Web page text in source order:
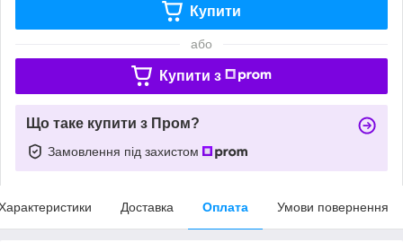
Купити
або
Купити з
Що таке купити з Пром?
Замовлення під захистом
Доставка Оплата Умови повернення